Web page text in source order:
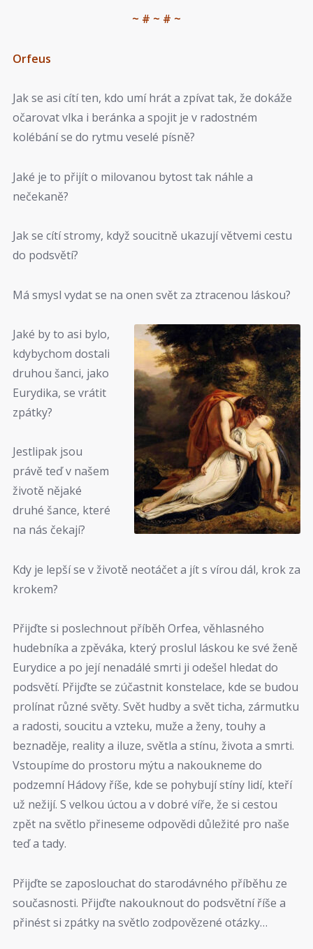
~ # ~ # ~
Orfeus
Jak se asi cítí ten, kdo umí hrát a zpívat tak, že dokáže
očarovat vlka i beránka a spojit je v radostném
kolébání se do rytmu veselé písně?
Jaké je to přijít o milovanou bytost tak náhle a
nečekaně?
Jak se cítí stromy, když soucitně ukazují větvemi cestu
do podsvětí?
Má smysl vydat se na onen svět za ztracenou láskou?
Jaké by to asi bylo,
kdybychom dostali
druhou šanci, jako
Eurydika, se vrátit
zpátky?
Jestlipak jsou
právě teď v našem
životě nějaké
druhé šance, které
na nás čekají?
Kdy je lepší se v životě neotáčet a jít s vírou dál, krok za
krokem?
Přijďte si poslechnout příběh Orfea, věhlasného
hudebníka a zpěváka, který proslul láskou ke své ženě
Eurydice a po její nenadálé smrti ji odešel hledat do
podsvětí. Přijďte se zúčastnit konstelace, kde se budou
prolínat různé světy. Svět hudby a svět ticha, zármutku
a radosti, soucitu a vzteku, muže a ženy, touhy a
beznaděje, reality a iluze, světla a stínu, života a smrti.
Vstoupíme do prostoru mýtu a nakoukneme do
podzemní Hádovy říše, kde se pohybují stíny lidí, kteří
už nežijí. S velkou úctou a v dobré víře, že si cestou
zpět na světlo přineseme odpovědi důležité pro naše
teď a tady.
Přijďte se zaposlouchat do starodávného příběhu ze
současnosti. Přijďte nakouknout do podsvětní říše a
přinést si zpátky na světlo zodpovězené otázky…